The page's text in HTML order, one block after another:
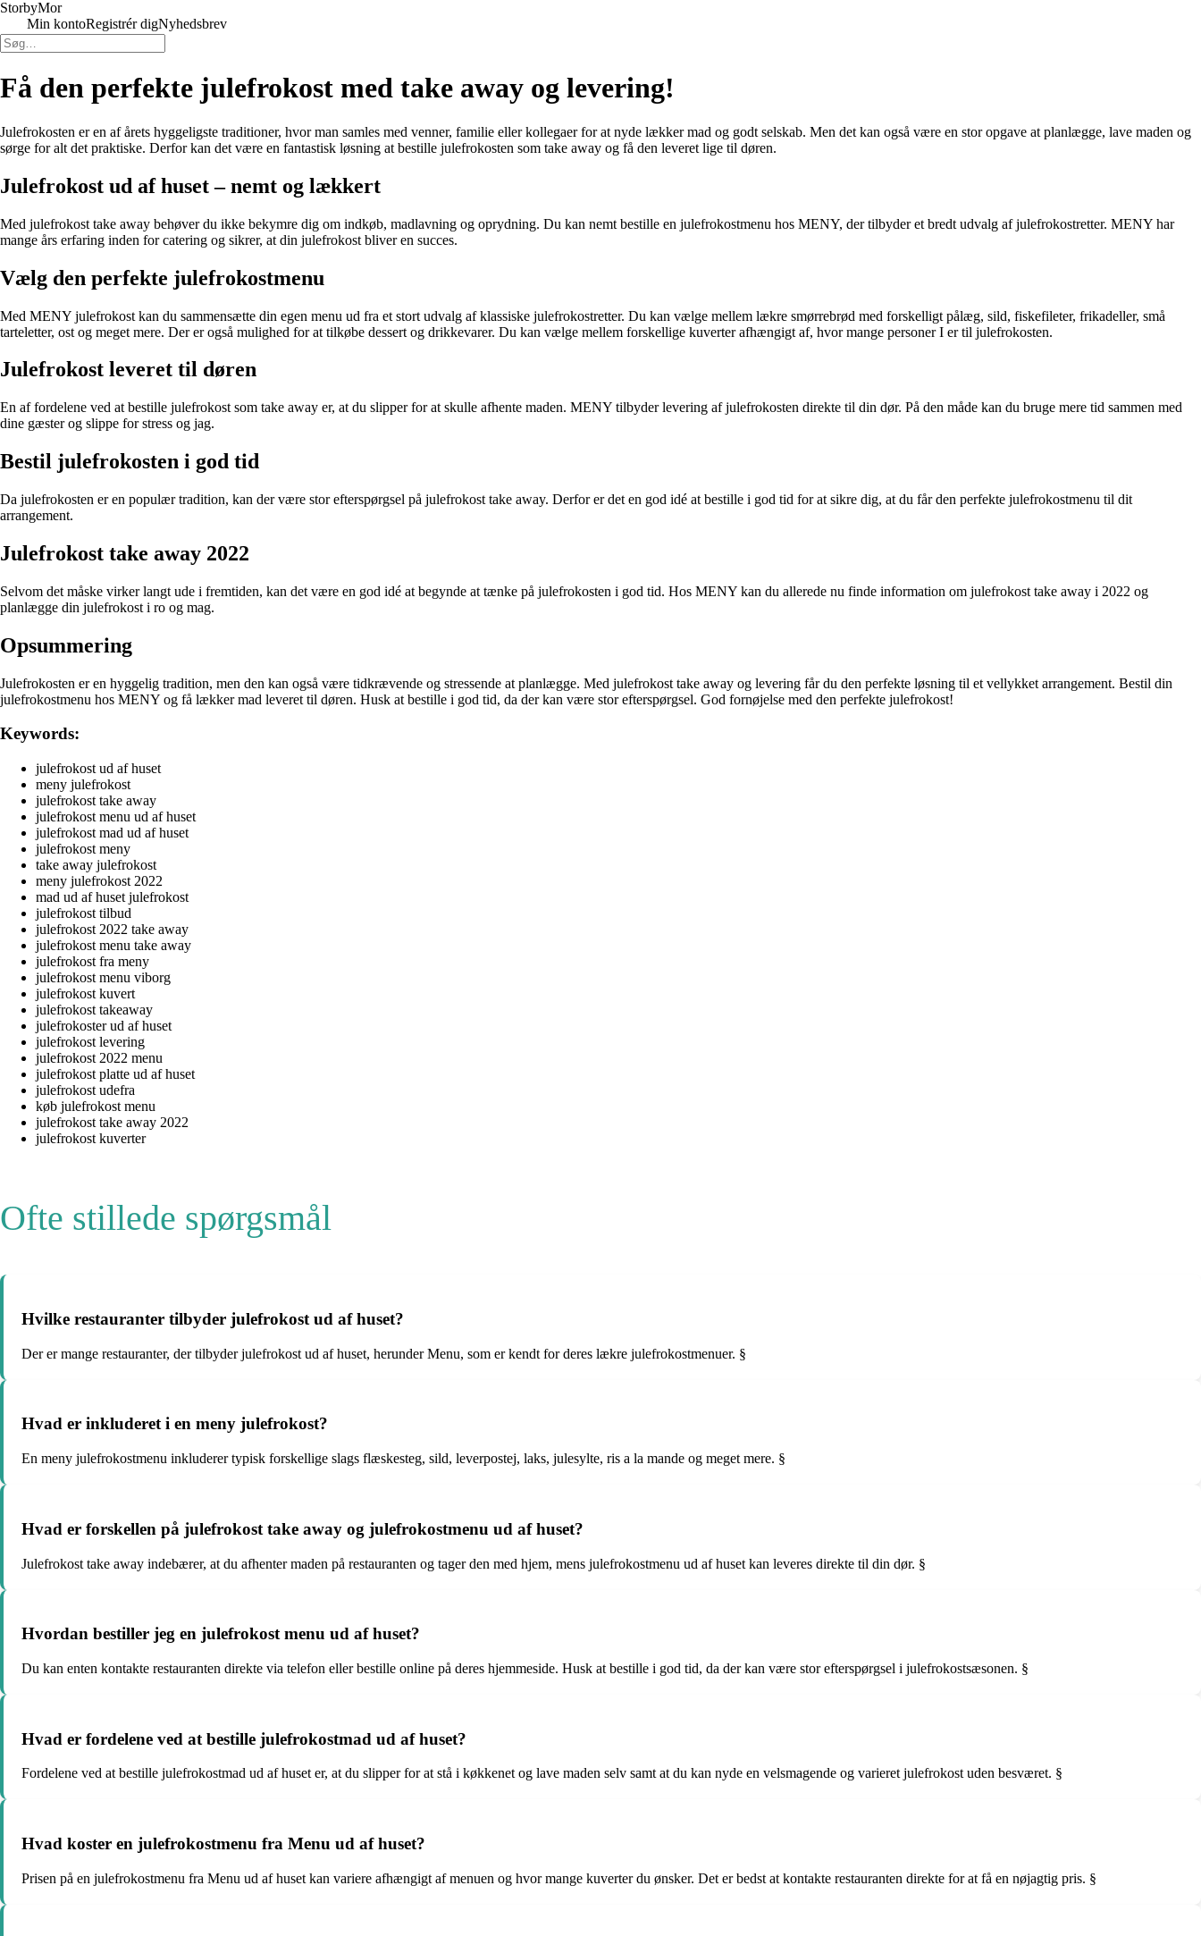
StorbyMor
Min kontoRegistrér digNyhedsbrev
Få den perfekte julefrokost med take away og levering!
Julefrokosten er en af årets hyggeligste traditioner, hvor man samles med venner, familie eller kollegaer for at nyde lækker mad og godt selskab. Men det kan også være en stor opgave at planlægge, lave maden og
sørge for alt det praktiske. Derfor kan det være en fantastisk løsning at bestille julefrokosten som take away og få den leveret lige til døren.
Julefrokost ud af huset – nemt og lækkert
Med julefrokost take away behøver du ikke bekymre dig om indkøb, madlavning og oprydning. Du kan nemt bestille en julefrokostmenu hos MENY, der tilbyder et bredt udvalg af julefrokostretter. MENY har
mange års erfaring inden for catering og sikrer, at din julefrokost bliver en succes.
Vælg den perfekte julefrokostmenu
Med MENY julefrokost kan du sammensætte din egen menu ud fra et stort udvalg af klassiske julefrokostretter. Du kan vælge mellem lækre smørrebrød med forskelligt pålæg, sild, fiskefileter, frikadeller, små
tarteletter, ost og meget mere. Der er også mulighed for at tilkøbe dessert og drikkevarer. Du kan vælge mellem forskellige kuverter afhængigt af, hvor mange personer I er til julefrokosten.
Julefrokost leveret til døren
En af fordelene ved at bestille julefrokost som take away er, at du slipper for at skulle afhente maden. MENY tilbyder levering af julefrokosten direkte til din dør. På den måde kan du bruge mere tid sammen med
dine gæster og slippe for stress og jag.
Bestil julefrokosten i god tid
Da julefrokosten er en populær tradition, kan der være stor efterspørgsel på julefrokost take away. Derfor er det en god idé at bestille i god tid for at sikre dig, at du får den perfekte julefrokostmenu til dit
arrangement.
Julefrokost take away 2022
Selvom det måske virker langt ude i fremtiden, kan det være en god idé at begynde at tænke på julefrokosten i god tid. Hos MENY kan du allerede nu finde information om julefrokost take away i 2022 og
planlægge din julefrokost i ro og mag.
Opsummering
Julefrokosten er en hyggelig tradition, men den kan også være tidkrævende og stressende at planlægge. Med julefrokost take away og levering får du den perfekte løsning til et vellykket arrangement. Bestil din
julefrokostmenu hos MENY og få lækker mad leveret til døren. Husk at bestille i god tid, da der kan være stor efterspørgsel. God fornøjelse med den perfekte julefrokost!
Keywords:
julefrokost ud af huset
meny julefrokost
julefrokost take away
julefrokost menu ud af huset
julefrokost mad ud af huset
julefrokost meny
take away julefrokost
meny julefrokost 2022
mad ud af huset julefrokost
julefrokost tilbud
julefrokost 2022 take away
julefrokost menu take away
julefrokost fra meny
julefrokost menu viborg
julefrokost kuvert
julefrokost takeaway
julefrokoster ud af huset
julefrokost levering
julefrokost 2022 menu
julefrokost platte ud af huset
julefrokost udefra
køb julefrokost menu
julefrokost take away 2022
julefrokost kuverter
Ofte stillede spørgsmål
Hvilke restauranter tilbyder julefrokost ud af huset?
Der er mange restauranter, der tilbyder julefrokost ud af huset, herunder Menu, som er kendt for deres lækre julefrokostmenuer. §
Hvad er inkluderet i en meny julefrokost?
En meny julefrokostmenu inkluderer typisk forskellige slags flæskesteg, sild, leverpostej, laks, julesylte, ris a la mande og meget mere. §
Hvad er forskellen på julefrokost take away og julefrokostmenu ud af huset?
Julefrokost take away indebærer, at du afhenter maden på restauranten og tager den med hjem, mens julefrokostmenu ud af huset kan leveres direkte til din dør. §
Hvordan bestiller jeg en julefrokost menu ud af huset?
Du kan enten kontakte restauranten direkte via telefon eller bestille online på deres hjemmeside. Husk at bestille i god tid, da der kan være stor efterspørgsel i julefrokostsæsonen. §
Hvad er fordelene ved at bestille julefrokostmad ud af huset?
Fordelene ved at bestille julefrokostmad ud af huset er, at du slipper for at stå i køkkenet og lave maden selv samt at du kan nyde en velsmagende og varieret julefrokost uden besværet. §
Hvad koster en julefrokostmenu fra Menu ud af huset?
Prisen på en julefrokostmenu fra Menu ud af huset kan variere afhængigt af menuen og hvor mange kuverter du ønsker. Det er bedst at kontakte restauranten direkte for at få en nøjagtig pris. §